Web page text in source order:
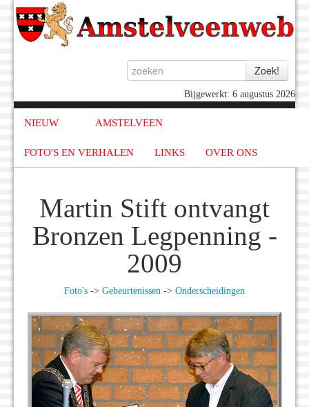
Bijgewerkt: 6 augustus 2026
NIEUW AMSTELVEEN
FOTO'S EN VERHALEN LINKS OVER ONS
Martin Stift ontvangt
Bronzen Legpenning -
2009
Foto's -> Gebeurtenissen -> Onderscheidingen